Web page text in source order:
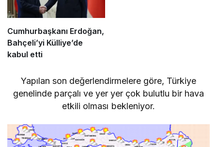
Cumhurbaşkanı Erdoğan,
Bahçeli’yi Külliye’de
kabul etti
Yapılan son değerlendirmelere göre, Türkiye
genelinde parçalı ve yer yer çok bulutlu bir hava
etkili olması bekleniyor.